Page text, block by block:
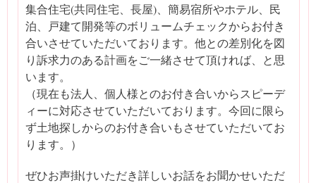
集合住宅(共同住宅、長屋)、簡易宿所やホテル、民
泊、戸建て開発等のボリュームチェックからお付き
合いさせていただいております。他との差別化を図
り訴求力のある計画をご一緒させて頂ければ、と思
います。
（現在も法人、個人様とのお付き合いからスピーデ
ィーに対応させていただいております。今回に限ら
ず土地探しからのお付き合いもさせていただいてお
ります。）
ぜひお声掛けいただき詳しいお話をお聞かせいただ